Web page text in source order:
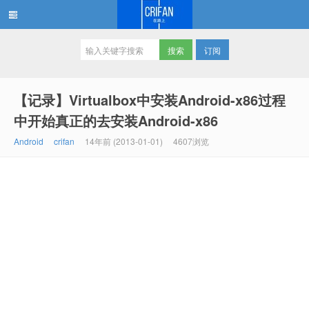
订阅
【记录】Virtualbox中安装Android-x86过程
中开始真正的去安装Android-x86
Android crifan 14年前 (2013-01-01) 4607浏览